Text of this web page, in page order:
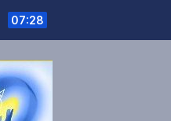
07:28